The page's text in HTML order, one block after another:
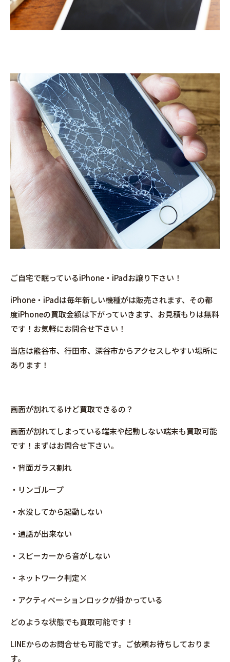
ご自宅で眠っているiPhone・iPadお譲り下さい！
iPhone・iPadは毎年新しい機種がは販売されます、その都
度iPhoneの買取金額は下がっていきます、お見積もりは無料
です！お気軽にお問合せ下さい！
当店は熊谷市、行田市、深谷市からアクセスしやすい場所に
あります！
画面が割れてるけど買取できるの？
画面が割れてしまっている端末や起動しない端末も買取可能
です！まずはお問合せ下さい。
・背面ガラス割れ
・リンゴループ
・水没してから起動しない
・通話が出来ない
・スピーカーから音がしない
・ネットワーク判定×
・アクティベーションロックが掛かっている
どのような状態でも買取可能です！
LINEからのお問合せも可能です。ご依頼お待ちしておりま
す。